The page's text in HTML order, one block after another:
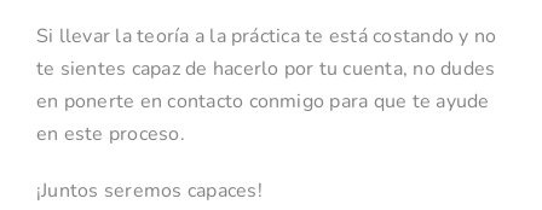
Si llevar la teoría a la práctica te está costando y no
te sientes capaz de hacerlo por tu cuenta, no dudes
en ponerte en contacto conmigo para que te ayude
en este proceso.
¡Juntos seremos capaces!